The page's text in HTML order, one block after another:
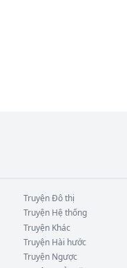
TruyệnĐô thị
Truyện Hệ thống
Truyện Khác
Truyện Hài hước
Truyện Ngược